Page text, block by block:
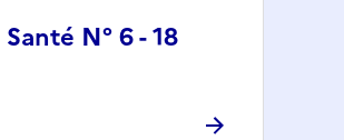
N° 6 - 18